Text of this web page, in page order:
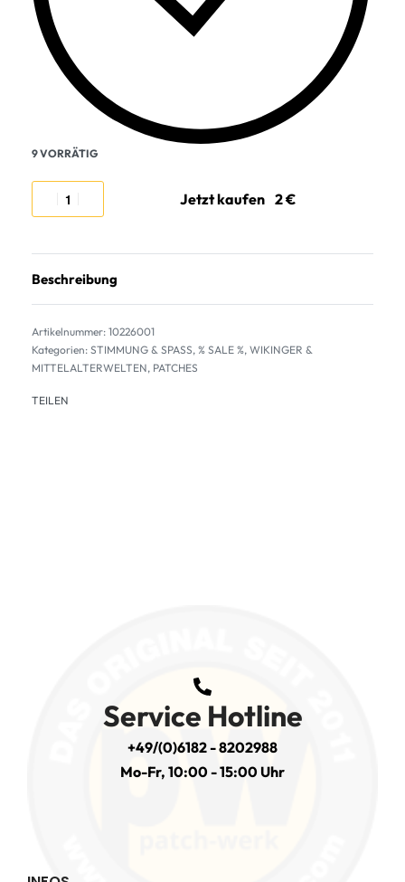
9 VORRÄTIG
Jetzt kaufen
Beschreibung
10226001
Kategorien: STIMMUNG & SPASS, % SALE %, WIKINGER &
MITTELALTERWELTEN, PATCHES
TEILEN
Service Hotline
+49/(0)6182 - 8202988
Mo-Fr, 10:00 - 15:00 Uhr